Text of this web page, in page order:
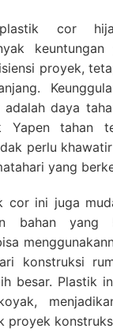
plastik cor
proyek,
daya
tahan
perlu
yang
cor ini juga
bahan yang
konstruksi
besar. Plastik
proyek